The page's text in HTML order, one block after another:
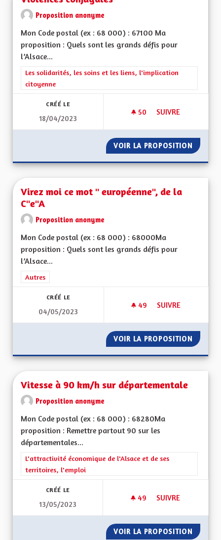
Proposition anonyme
Mon Code postal (ex : 68 000) : 67100 Ma
proposition : Quels sont les grands défis pour
l’Alsace...
Filtrer les résultats de la catégorie : Les solidarités, les soins
Les solidarités, les soins et les liens, l'implication
citoyenne
CRÉÉ LE
18/04/2023
50 50 ABONNÉS
SUIVRE
VOIR LA PROPOSITION
Virez moi ce mot " européenne", de la
C"e"A
Proposition anonyme
Mon Code postal (ex : 68 000) : 68000Ma
proposition : Quels sont les grands défis pour
l’Alsace...
Filtrer les résultats de la catégorie : Autres
Autres
CRÉÉ LE
04/05/2023
49 49 ABONNÉS
SUIVRE
VOIR LA PROPOSITION VIREZ
Vitesse à 90 km/h sur départementale
Proposition anonyme
Mon Code postal (ex : 68 000) : 68280Ma
proposition : Remettre partout 90 sur les
départementales...
Filtrer les résultats de la catégorie : L'attractivité
L'attractivité économique de l'Alsace et de ses
territoires, l'emploi
CRÉÉ LE
13/05/2023
49 49 ABONNÉS
SUIVRE
VOIR LA PROPOSITION